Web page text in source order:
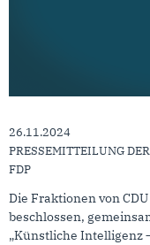
26.11.2024
PRESSEMITTEILUNG
FDP
Die Fraktionen von
beschlossen,
„Künstliche Intelligenz